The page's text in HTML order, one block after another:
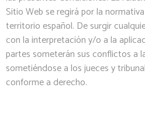
Sitio Web se regirá por la
territorio español. De surgir
con la interpretación y/o a la
partes someterán sus conflictos a
sometiéndose a los jueces y
conforme a derecho.